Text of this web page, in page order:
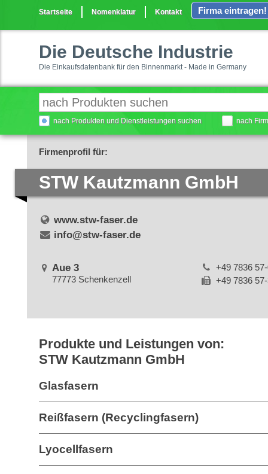
Startseite Nomenklatur Kontakt Firma eintragen!
Die Deutsche Industrie
Die Einkaufsdatenbank für den Binnenmarkt - Made in Germany
nach Produkten und Dienstleistungen suchen nach
Firmenprofil für:
STW Kautzmann GmbH
www.stw-faser.de
info@stw-faser.de
Aue 3
77773 Schenkenzell
+49 7836
+49 7836
Produkte und Leistungen von:
STW Kautzmann GmbH
Glasfasern
Reißfasern (Recyclingfasern)
Lyocellfasern